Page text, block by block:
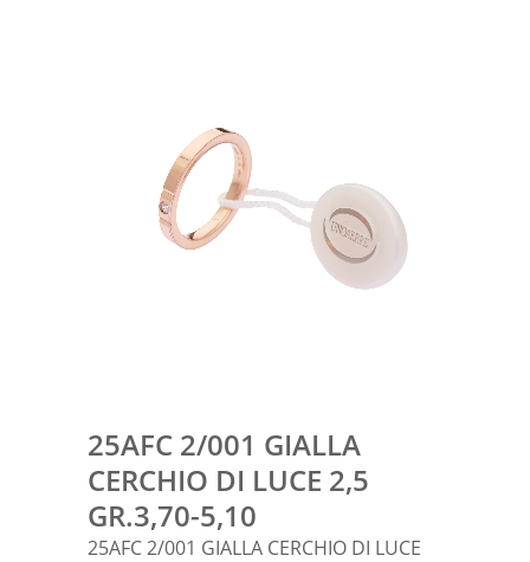
25AFC 2/001 GIALLA
CERCHIO DI LUCE 2,5
GR.3,70-5,10
25AFC 2/001 GIALLA CERCHIO DI LUCE